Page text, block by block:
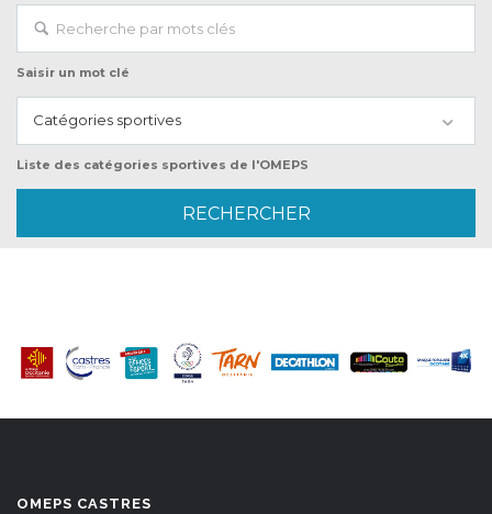
Saisir un mot clé
Catégories sportives
Liste des catégories sportives de l'OMEPS
OMEPS CASTRES